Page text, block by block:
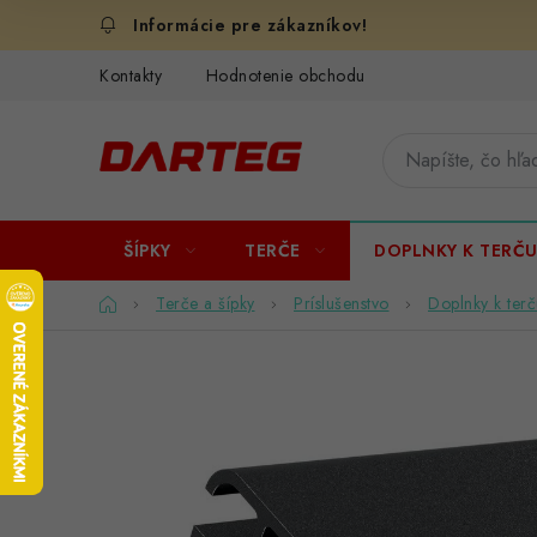
Kontakty Hodnotenie obchodu
ŠÍPKY TERČE DOPLNKY K TERČU
DomovTerče a šípky Príslušenstvo Doplnky k